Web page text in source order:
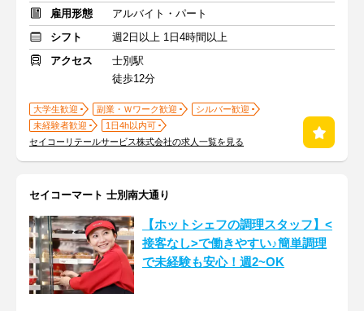
雇用形態
アルバイト・パート
シフト
週2日以上 1日4時間以上
アクセス
士別駅
徒歩12分
大学生歓迎 副業・Ｗワーク歓迎
シルバー歓迎
未経験者歓迎
1日4h以内可
セイコーリテールサービス株式会社の求人一覧を見る
セイコーマート 士別南大通り
【ホットシェフの調理スタッフ】<
接客なし>で働きやすい♪簡単調理
で未経験も安心！週2~OK